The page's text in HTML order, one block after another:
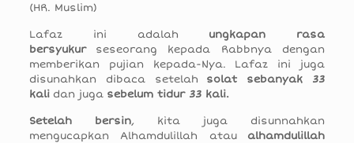
(HR. Muslim)
Lafaz ini adalah ungkapan rasa
bersyukurseseorang kepada Rabbnya dengan
memberikan pujian kepada-Nya. Lafaz ini juga
disunahkan dibaca setelah solat sebanyak 33
kalidan juga sebelum tidur 33 kali.
Setelah bersin, kita juga disunnahkan
mengucapkan Alhamdulillah atau alhamdulillah